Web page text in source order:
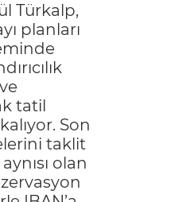
Türkalp,
planları
tatil
Son
taklit
olan